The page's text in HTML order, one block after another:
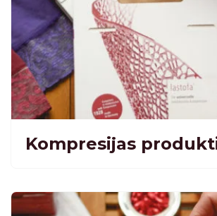
Kompresijas